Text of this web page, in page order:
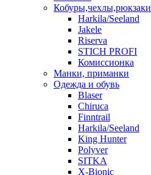
Кобуры,чехлы,рюкзаки
Harkila/Seeland
Jakele
Riserva
STICH PROFI
Комиссионка
Манки, приманки
Одежда и обувь
Blaser
Chiruca
Finntrail
Harkila/Seeland
King Hunter
Polyver
SITKA
X-Bionic